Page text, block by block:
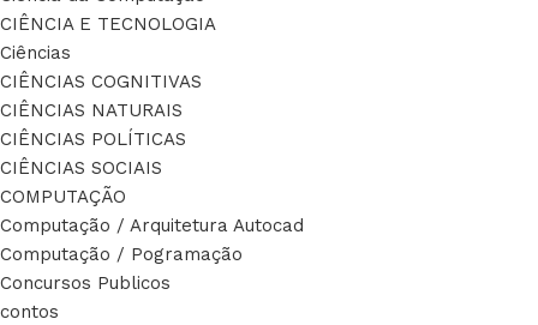
CIÊNCIA E TECNOLOGIA
Ciências
CIÊNCIAS COGNITIVAS
CIÊNCIAS NATURAIS
CIÊNCIAS POLÍTICAS
CIÊNCIAS SOCIAIS
COMPUTAÇÃO
Computação / Arquitetura Autocad
Computação / Pogramação
Concursos Publicos
contos